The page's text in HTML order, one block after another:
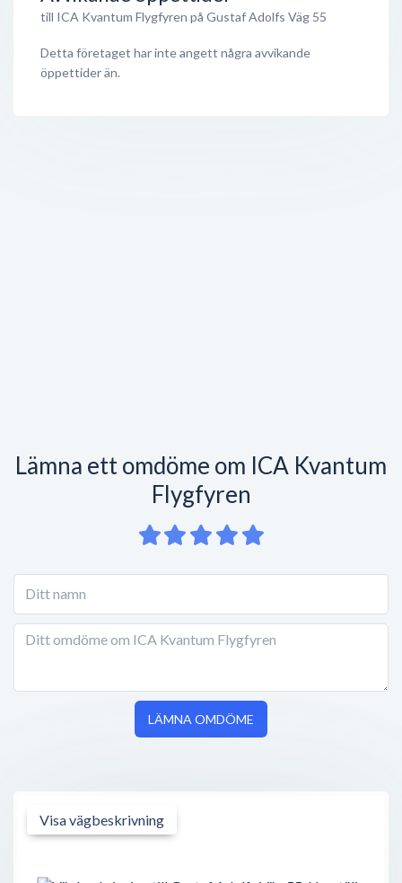
till ICA Kvantum Flygfyren på Gustaf Adolfs Väg 55
Detta företaget har inte angett några avvikande
öppettider än.
Lämna ett omdöme om ICA Kvantum
Flygfyren
LÄMNA OMDÖME
Visa vägbeskrivning